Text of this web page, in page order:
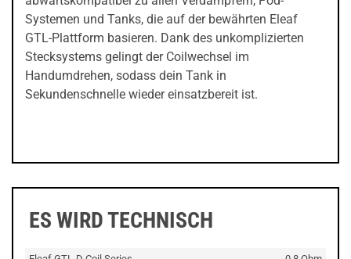
Systemen und Tanks, die auf der bewährten Eleaf
GTL-Plattform basieren. Dank des unkomplizierten
Stecksystems gelingt der Coilwechsel im
Handumdrehen, sodass dein Tank in
Sekundenschnelle wieder einsatzbereit ist.
ES WIRD TECHNISCH